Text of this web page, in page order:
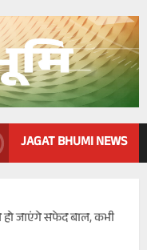
JAGAT BHUMI NEWS
जाएंगे सफेद बाल, कभी